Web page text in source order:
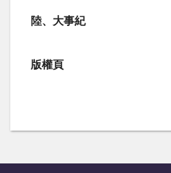
陸、大事紀
版權頁